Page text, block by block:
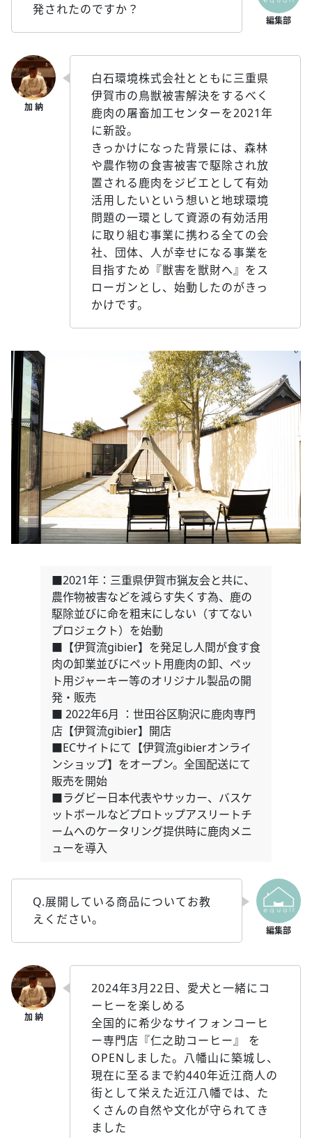
発されたのですか？
白石環境株式会社とともに三重県
伊賀市の鳥獣被害解決をするべく
鹿肉の屠畜加工センターを2021年
に新設。
きっかけになった背景には、森林
や農作物の食害被害で駆除され放
置される鹿肉をジビエとして有効
活用したいという想いと地球環境
問題の一環として資源の有効活用
に取り組む事業に携わる全ての会
社、団体、人が幸せになる事業を
目指すため『獣害を獣財へ』をス
ローガンとし、始動したのがきっ
かけです。
■2021年：三重県伊賀市猟友会と共に、
農作物被害などを減らす失くす為、鹿の
駆除並びに命を粗末にしない（すてない
プロジェクト）を始動
■【伊賀流gibier】を発足し人間が食す食
肉の卸業並びにペット用鹿肉の卸、ペッ
ト用ジャーキー等のオリジナル製品の開
発・販売
■ 2022年6月 ：世田谷区駒沢に鹿肉専門
店【伊賀流gibier】開店
■ECサイトにて【伊賀流gibierオンライ
ンショップ】をオープン。全国配送にて
販売を開始
■ラグビー日本代表やサッカー、バスケ
ットボールなどプロトップアスリートチ
ームへのケータリング提供時に鹿肉メニ
ューを導入
Q.展開している商品についてお教
えください。
2024年3月22日、愛犬と一緒にコ
ーヒーを楽しめる
全国的に希少なサイフォンコーヒ
ー専門店『仁之助コーヒー』 を
OPENしました。八幡山に築城し、
現在に至るまで約440年近江商人の
街として栄えた近江八幡では、た
くさんの自然や文化が守られてき
ました